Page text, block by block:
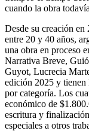
cuando la obra
Desde su creación en
entre 20 y 40 años,
una obra en proceso
Narrativa Breve,
Guyot, Lucrecia
edición 2025 y tienen
por categoría. Los
económico de
escritura y
especiales a otros